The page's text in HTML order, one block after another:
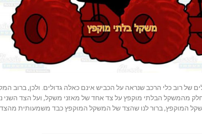
של רוב כלי הרכב שנראה על הכביש אינם כאלה גדולים. ולכן, ברוב
מהמשקל הבלתי מוקפץ על צד אחד של מאזני משקל, ועל הצד השני
המוקפץ, ברור לנו שהצד של המשקל המוקפץ כבד משמעותית